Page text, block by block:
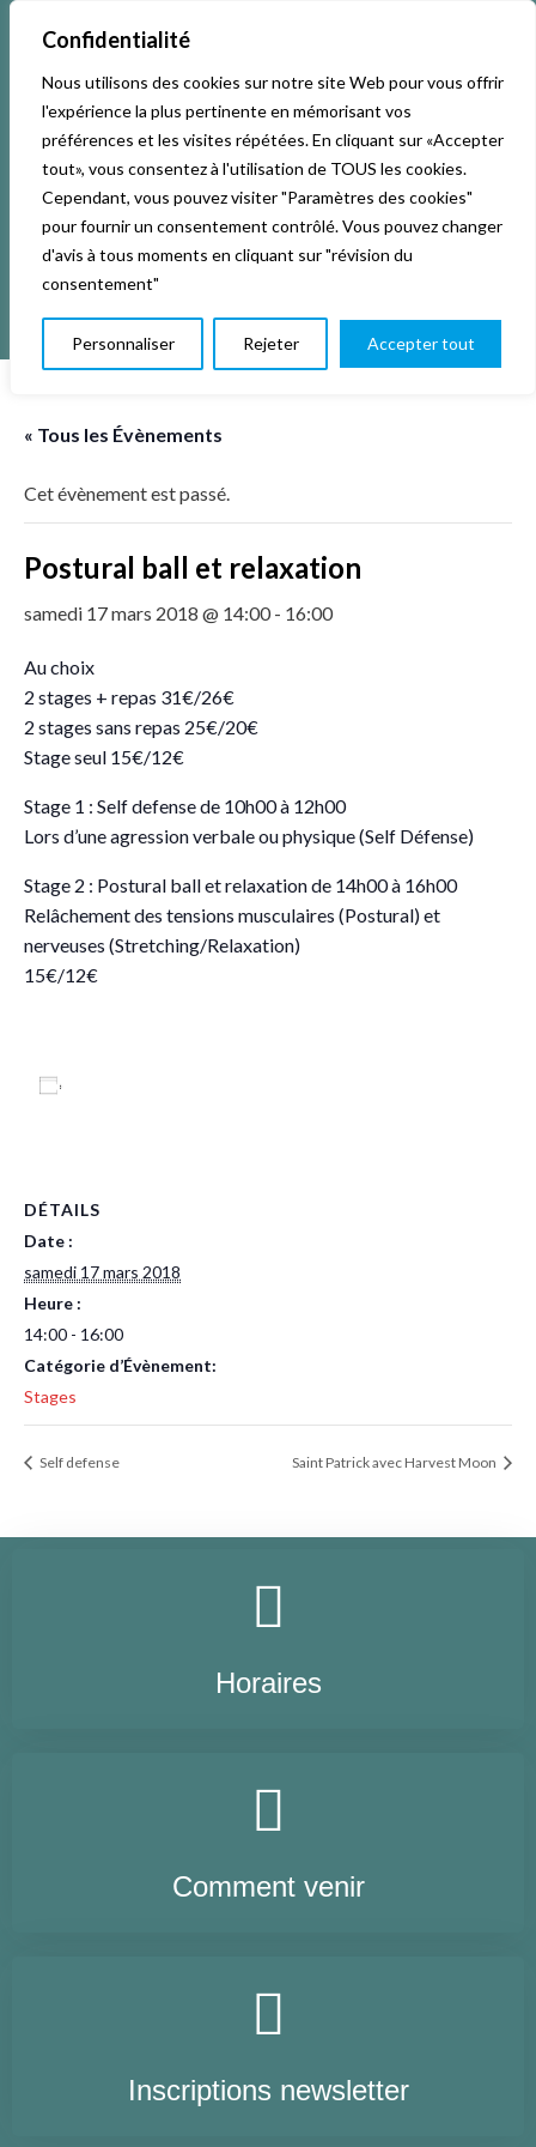
Confidentialité
Nous utilisons des cookies sur notre site Web pour vous offrir
l'expérience la plus pertinente en mémorisant vos
préférences et les visites répétées. En cliquant sur «Accepter
tout», vous consentez à l'utilisation de TOUS les cookies.
Cependant, vous pouvez visiter "Paramètres des cookies"
pour fournir un consentement contrôlé. Vous pouvez changer
d'avis à tous moments en cliquant sur "révision du
consentement"
Personnaliser Rejeter Accepter tout
Accueil Activités & Inscriptions
Événements Studios L’association
La vie de La KAB’ Club
« Tous les Évènements
Cet évènement est passé.
Postural ball et relaxation
samedi 17 mars 2018 @ 14:00- 16:00
Au choix
2 stages + repas 31€/26€
2 stages sans repas 25€/20€
Stage seul 15€/12€
Stage 1 : Self defense de 10h00 à 12h00
Lors d’une agression verbale ou physique (Self Défense)
Stage 2 : Postural ball et relaxation de 14h00 à 16h00
Relâchement des tensions musculaires (Postural) et
nerveuses (Stretching/Relaxation)
15€/12€
DÉTAILS
Date :
samedi 17 mars 2018
Heure :
14:00 - 16:00
Catégorie d’Évènement:
Stages
Self defense Saint Patrick avec Harvest Moon
Horaires
Comment venir
Inscriptions newsletter